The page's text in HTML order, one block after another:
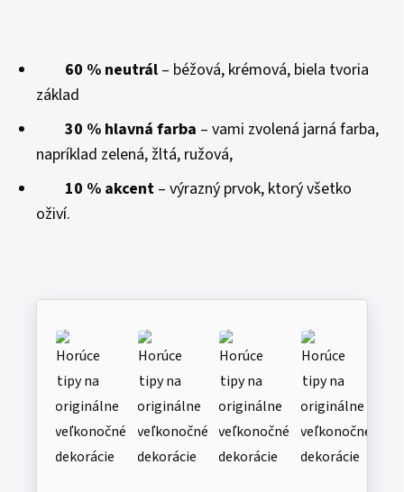
60 % neutrál – béžová, krémová, biela tvoria
základ
30 % hlavná farba – vami zvolená jarná farba,
napríklad zelená, žltá, ružová,
10 % akcent – výrazný prvok, ktorý všetko
oživí.